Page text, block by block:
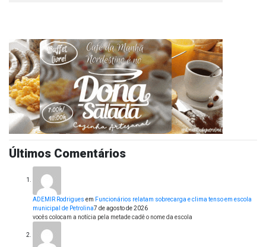
Últimos Comentários
ADEMIR Rodrigues em Funcionários relatam sobrecarga e clima tenso em escola
municipal de Petrolina7 de agosto de 2026
vocês colocam a notícia pela metade cadê o nome da escola